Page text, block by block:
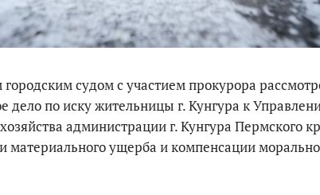
городским судом с участием прокурора
дело по иску жительницы г. Кунгура к
администрации г. Кунгура Пермского
материального ущерба и компенсации